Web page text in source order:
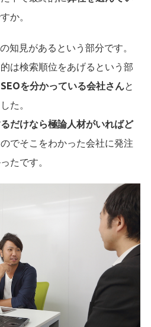
か。
知見があるという部分です。
は検索順位をあげるという部
SEOを分かっている会社さんと
た。
だけなら極論人材がいればど
のでそこをわかった会社に発注
たです。